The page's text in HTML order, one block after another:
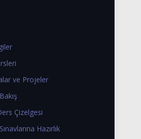
ve Projeler
Çizelgesi
Hazırlık